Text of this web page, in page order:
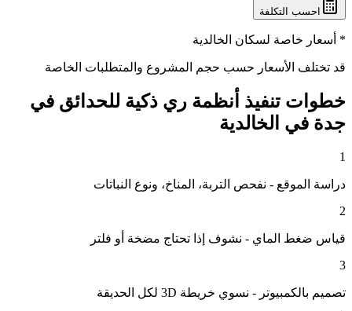
احسب التكلفة
* أسعار خاصة لسكان الخالدية
قد تختلف الأسعار حسب حجم المشروع والمتطلبات الخاصة
خطوات تنفيذ أنظمة ري ذكية للحدائق في
جدة في الخالدية
1
دراسة الموقع - نفحص التربة، المناخ، ونوع النباتات
2
قياس ضغط الماي - نشوف إذا تحتاج مضخة أو فلتر
3
تصميم بالكمبيوتر - نسوي خريطة 3D لكل الحديقة